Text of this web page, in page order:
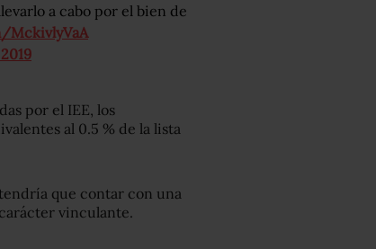
a cabo por el bien de
MckivlyVaA
por el IEE, los
al 0.5 % de la lista
que contar con una
vinculante.